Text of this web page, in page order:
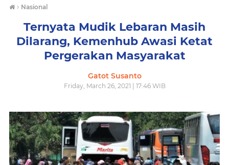
› Nasional
Ternyata Mudik Lebaran Masih
Dilarang, Kemenhub Awasi Ketat
Pergerakan Masyarakat
Gatot Susanto
Friday, March 26, 2021 | 17:46 WIB